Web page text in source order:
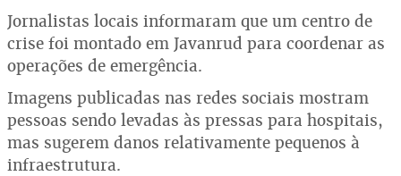
Jornalistas locais informaram que um centro de
crise foi montado em Javanrud para coordenar as
operações de emergência.
Imagens publicadas nas redes sociais mostram
pessoas sendo levadas às pressas para hospitais,
mas sugerem danos relativamente pequenos à
infraestrutura.